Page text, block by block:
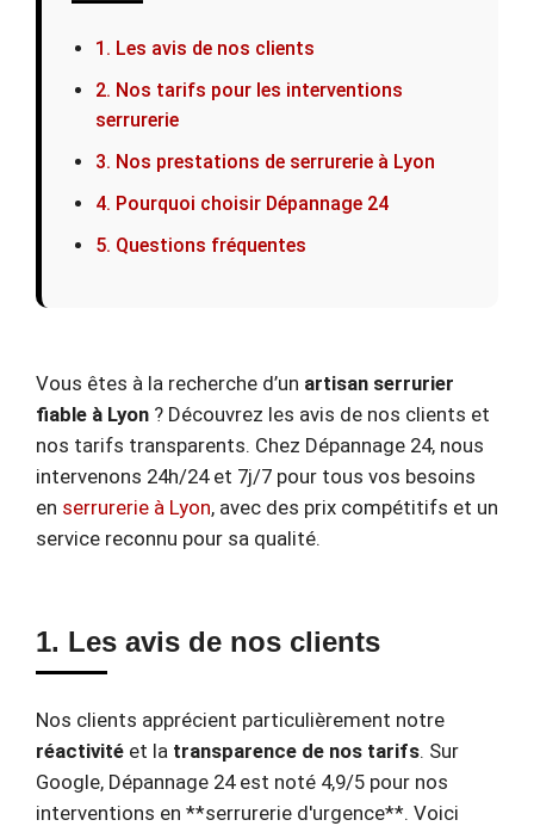
1. Les avis de nos clients
2. Nos tarifs pour les interventions
serrurerie
3. Nos prestations de serrurerie à Lyon
4. Pourquoi choisir Dépannage 24
5. Questions fréquentes
Vous êtes à la recherche d’un artisan serrurier
fiable à Lyon ? Découvrez les avis de nos clients et
nos tarifs transparents. Chez Dépannage 24, nous
intervenons 24h/24 et 7j/7 pour tous vos besoins
en serrurerie à Lyon, avec des prix compétitifs et un
service reconnu pour sa qualité.
1. Les avis de nos clients
Nos clients apprécient particulièrement notre
réactivité et la transparence de nos tarifs. Sur
Google, Dépannage 24 est noté 4,9/5 pour nos
interventions en **serrurerie d'urgence**. Voici